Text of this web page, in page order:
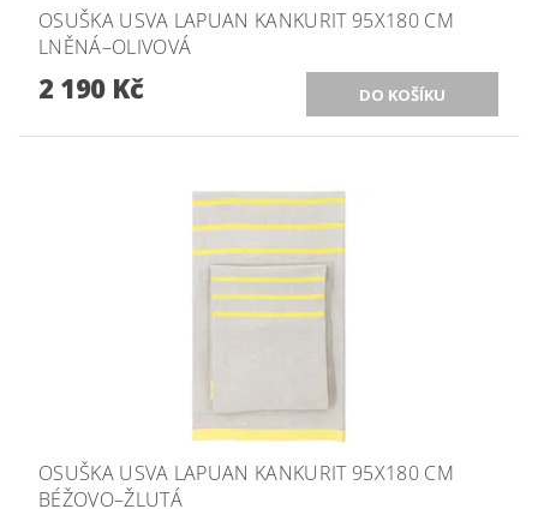
OSUŠKA USVA LAPUAN KANKURIT 95X180 CM
LNĚNÁ–OLIVOVÁ
2 190 Kč
OSUŠKA USVA LAPUAN KANKURIT 95X180 CM
BÉŽOVO–ŽLUTÁ